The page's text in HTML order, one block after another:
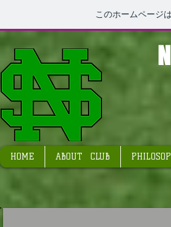
このホームページは
HOME ABOUT CLUB